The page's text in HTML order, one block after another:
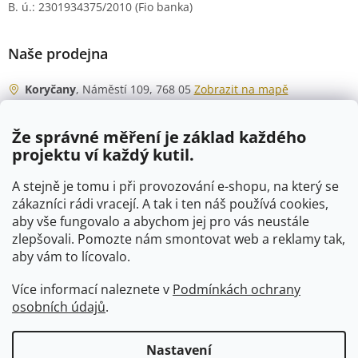
Že správné měření je základ každého
projektu ví každý kutil.
A stejně je tomu i při provozování e-shopu, na který se
zákazníci rádi vracejí. A tak i ten náš používá cookies,
aby vše fungovalo a abychom jej pro vás neustále
zlepšovali. Pomozte nám smontovat web a reklamy tak,
aby vám to lícovalo.
Více informací naleznete v Podmínkách ochrany
osobních údajů.
Nastavení
B. ú.: 2301934375/2010 (Fio banka)
Naše prodejna
Koryčany, Náměstí 109, 768 05Zobrazit na mapě
Po - Čt
06:00 - 07:00
07:30 - 15:30
Pá
06:00 - 07:00
07:30 - 15:00
So
07:00 - 10:00
Ne
zavřeno